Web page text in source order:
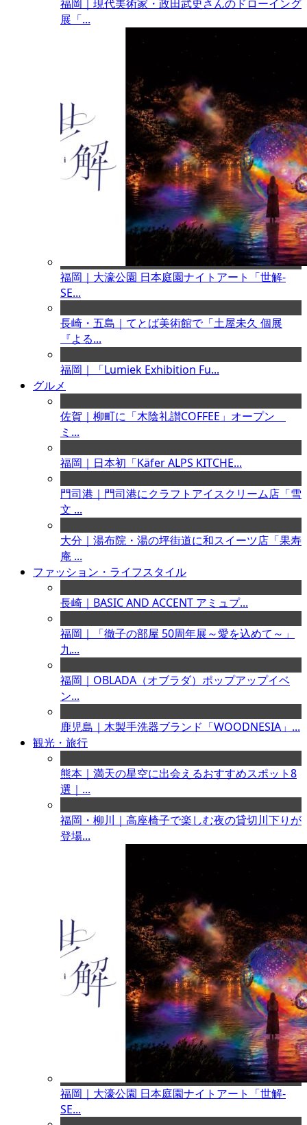
福岡｜現代美術家・政田武史さんのドローイング
展「...
福岡｜大濠公園 日本庭園ナイトアート「世解-
SE...
長崎・五島｜てとば美術館で「土屋未久 個展
『よる...
福岡｜「Lumiek Exhibition Fu...
グルメ
佐賀｜柳町に「木陰礼讃COFFEE」オープン
ミ...
福岡｜日本初「Käfer ALPS KITCHE...
門司港｜門司港にクラフトアイスクリーム店「雪
文 ...
大分｜湯布院・湯の坪街道に和スイーツ店「果寿
庵 ...
ファッション・ライフスタイル
長崎｜BASIC AND ACCENT アミュプ...
福岡｜「徹子の部屋 50周年展～愛を込めて～」
九...
福岡｜OBLADA（オブラダ）ポップアップイベ
ン...
鹿児島｜木製手洗器ブランド「WOODNESIA」...
観光・旅行
熊本｜満天の星空に出会えるおすすめスポット8
選｜...
福岡・柳川｜高座椅子で楽しむ夜の貸切川下りが
登場...
福岡｜大濠公園 日本庭園ナイトアート「世解-
SE...